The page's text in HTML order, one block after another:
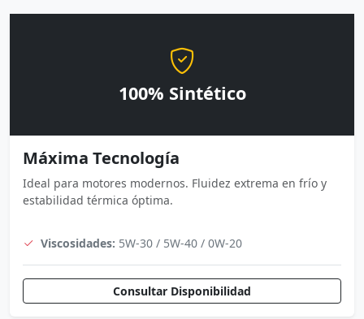
100% Sintético
Máxima Tecnología
Ideal para motores modernos. Fluidez extrema en frío y
estabilidad térmica óptima.
Viscosidades: 5W-30 / 5W-40 / 0W-20
Consultar Disponibilidad